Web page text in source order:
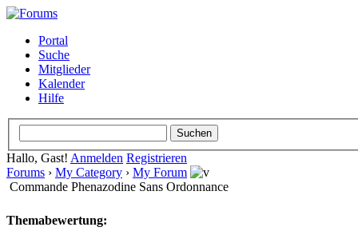
Portal
Suche
Mitglieder
Kalender
Hilfe
Hallo, Gast! Anmelden Registrieren
Forums › My Category › My Forum
Commande Phenazodine Sans Ordonnance
Themabewertung: